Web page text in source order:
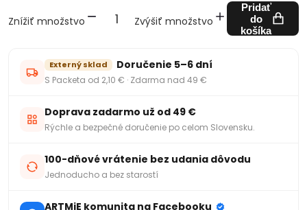
Znížiť množstvo Zvýšiť množstvo
Pridať
do
košíka
Externý sklad Doručenie 5–6 dní
S Packeta od 2,10 € · Zdarma nad 49 €
Doprava zadarmo už od 49 €
Rýchle a bezpečné doručenie po celom Slovensku.
100-dňové vrátenie bez udania dôvodu
Jednoducho a bez starostí
ARTMiE komunita na Facebooku